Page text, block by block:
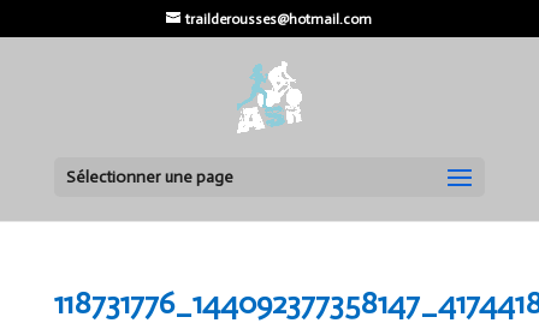
trailderousses@hotmail.com
Sélectionner une page